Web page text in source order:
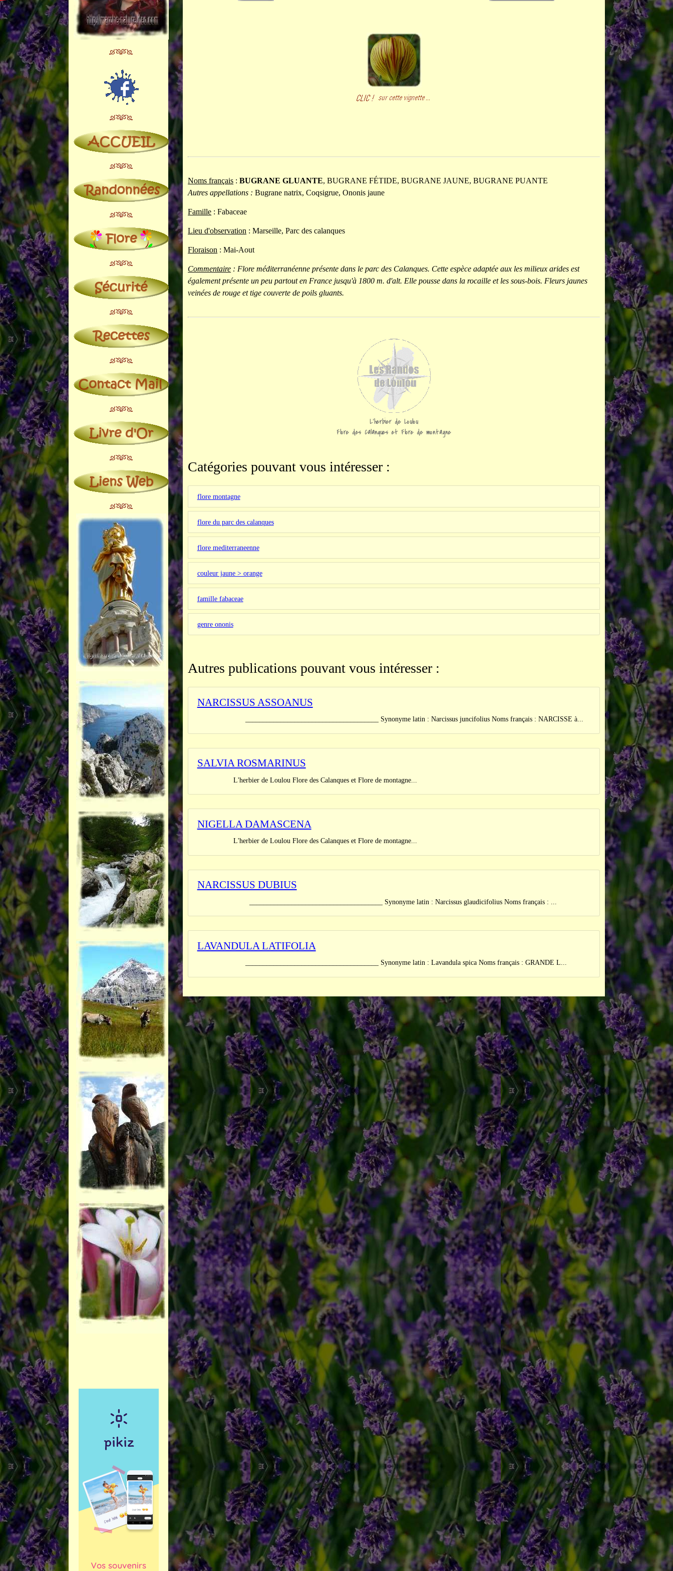
Noms français : BUGRANE GLUANTE, BUGRANE FÉTIDE, BUGRANE JAUNE, BUGRANE PUANTE
Autres appellations : Bugrane natrix, Coqsigrue, Ononis jaune
Famille : Fabaceae
Lieu d'observation : Marseille, Parc des calanques
Floraison : Mai-Aout
Commentaire : Flore méditerranéenne présente dans le parc des Calanques. Cette espèce adaptée aux les milieux arides est
également présente un peu partout en France jusqu'à 1800 m. d'alt. Elle pousse dans la rocaille et les sous-bois. Fleurs jaunes
veinées de rouge et tige couverte de poils gluants.
L'herbier de Loulou
Flore des Calanques et Flore de montagne
Catégories pouvant vous intéresser :
flore montagne
flore du parc des calanques
flore mediterraneenne
couleur jaune > orange
famille fabaceae
genre ononis
Autres publications pouvant vous intéresser :
NARCISSUS ASSOANUS
______________________________________ Synonyme latin : Narcissus juncifolius Noms français : NARCISSE à...
SALVIA ROSMARINUS
L'herbier de Loulou Flore des Calanques et Flore de montagne...
NIGELLA DAMASCENA
L'herbier de Loulou Flore des Calanques et Flore de montagne...
NARCISSUS DUBIUS
______________________________________ Synonyme latin : Narcissus glaudicifolius Noms français : ...
LAVANDULA LATIFOLIA
______________________________________ Synonyme latin : Lavandula spica Noms français : GRANDE L...